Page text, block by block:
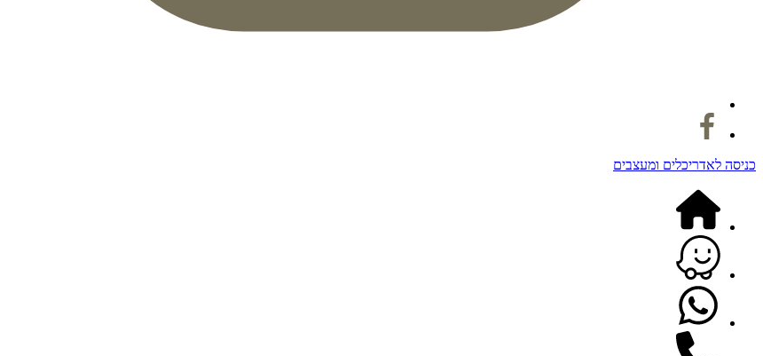
כניסה לאדריכלים ומעצבים